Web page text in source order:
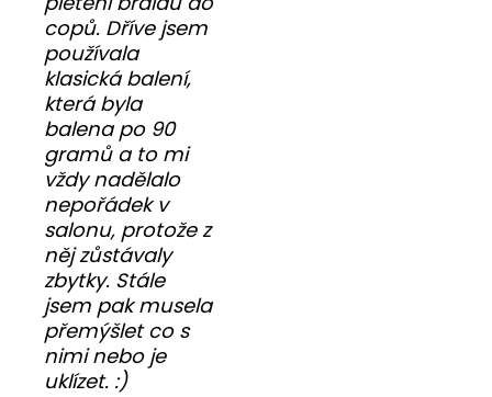
copů. Dříve jsem
používala
klasická balení,
která byla
balena po 90
gramů a to mi
vždy nadělalo
nepořádek v
salonu, protože z
něj zůstávaly
zbytky. Stále
jsem pak musela
přemýšlet co s
nimi nebo je
uklízet. :)